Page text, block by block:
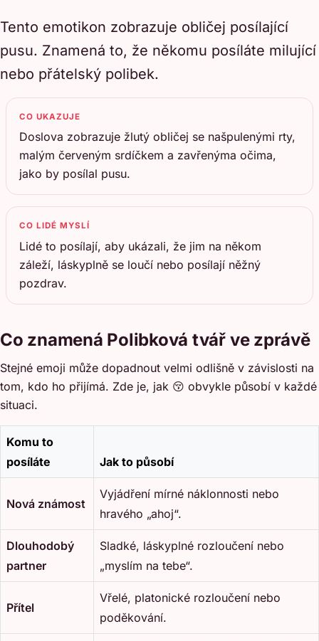
Tento emotikon zobrazuje obličej posílající
pusu. Znamená to, že někomu posíláte milující
nebo přátelský polibek.
CO UKAZUJE
Doslova zobrazuje žlutý obličej se našpulenými rty,
malým červeným srdíčkem a zavřenýma očima,
jako by posílal pusu.
CO LIDÉ MYSLÍ
Lidé to posílají, aby ukázali, že jim na někom
záleží, láskyplně se loučí nebo posílají něžný
pozdrav.
Co znamená Polibková tvář ve zprávě
Stejné emoji může dopadnout velmi odlišně v závislosti na
tom, kdo ho přijímá. Zde je, jak 😚 obvykle působí v každé
situaci.
Komu to
posíláte
Jak to působí
Nová známost
Vyjádření mírné náklonnosti nebo
hravého „ahoj“.
Dlouhodobý
partner
Sladké, láskyplné rozloučení nebo
„myslím na tebe“.
Přítel
Vřelé, platonické rozloučení nebo
poděkování.